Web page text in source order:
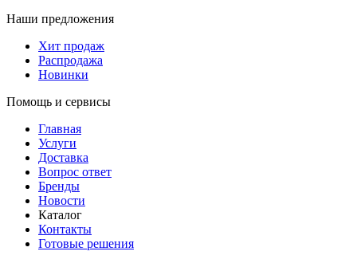
Наши предложения
Хит продаж
Распродажа
Новинки
Помощь и сервисы
Главная
Услуги
Доставка
Вопрос ответ
Бренды
Новости
Каталог
Контакты
Готовые решения